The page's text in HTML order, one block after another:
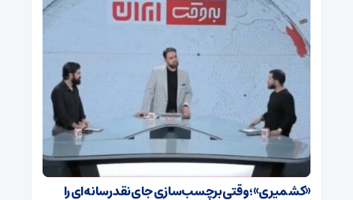
«کشمیری»؛ وقتی برچسب‌سازی جای نقد رسانه‌ای را